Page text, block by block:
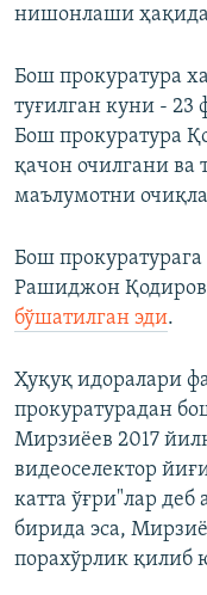
нишонлаши ҳақида
Бош прокуратура
туғилган куни - 23
Бош прокуратура
қачон очилгани ва
маълумотни
Бош
Рашиджон
бўшатилган эди.
Ҳуқуқ идоралари
прокуратурадан
Мирзиëев 2017
видеоселектор
катта ўғри"лар
бирида эса,
порахўрлик қилиб